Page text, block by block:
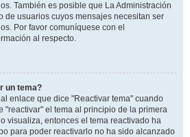
También es posible que La Administración
de usuarios cuyos mensajes necesitan ser
Por favor comuníquese con el
al respecto.
un tema?
enlace que dice "Reactivar tema" cuando
"reactivar" el tema al principio de la primera
visualiza, entonces el tema reactivado ha
para poder reactivarlo no ha sido alcanzado